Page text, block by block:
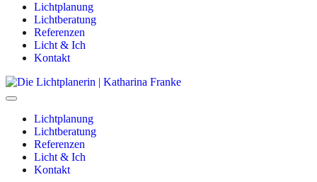
Lichtplanung
Lichtberatung
Referenzen
Licht & Ich
Kontakt
Lichtplanung
Lichtberatung
Referenzen
Licht & Ich
Kontakt